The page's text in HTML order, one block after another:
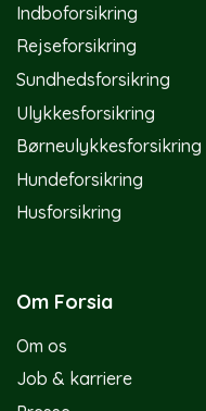
Indboforsikring
Rejseforsikring
Sundhedsforsikring
Ulykkesforsikring
Børneulykkesforsikring
Hundeforsikring
Husforsikring
Om Forsia
Om os
Job & karriere